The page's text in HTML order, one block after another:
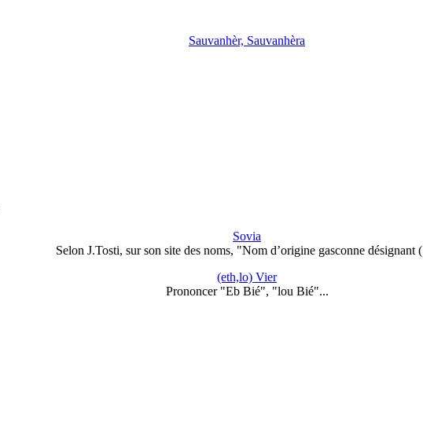
Sauvanhèr, Sauvanhèra
Sovia
Selon J.Tosti, sur son site des noms, "Nom d’origine gasconne
(eth,lo) Vier
Prononcer "Eb Bié", "lou Bié"...